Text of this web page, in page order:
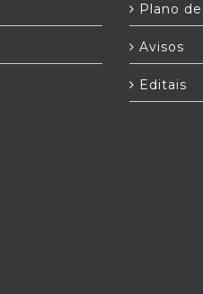
Plano
Avisos
Editais